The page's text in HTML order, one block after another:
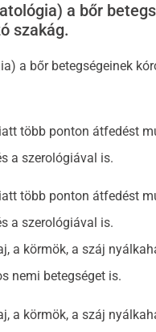
a bőr
szakág.
a bőr betegségeinek
több ponton átfedést
a szerológiával is.
több ponton átfedést
a szerológiával is.
a körmök, a száj
nemi betegséget is.
a körmök, a száj